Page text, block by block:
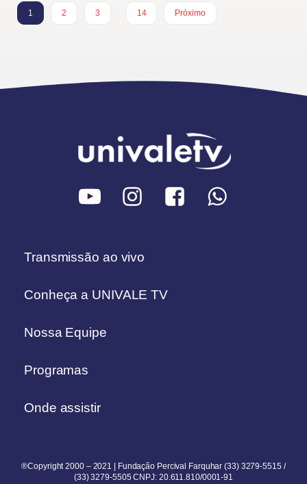
1 2 3
14
Próximo
Transmissão ao vivo
Conheça a UNIVALE TV
Nossa Equipe
Programas
Onde assistir
®Copyright 2000 – 2021 | Fundação Percival Farquhar (33) 3279-5515 /
(33) 3279-5505 CNPJ: 20.611.810/0001-91